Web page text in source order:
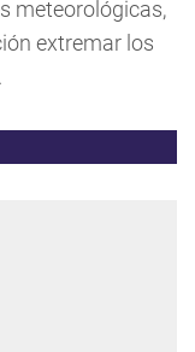
meteorológicas,
extremar los